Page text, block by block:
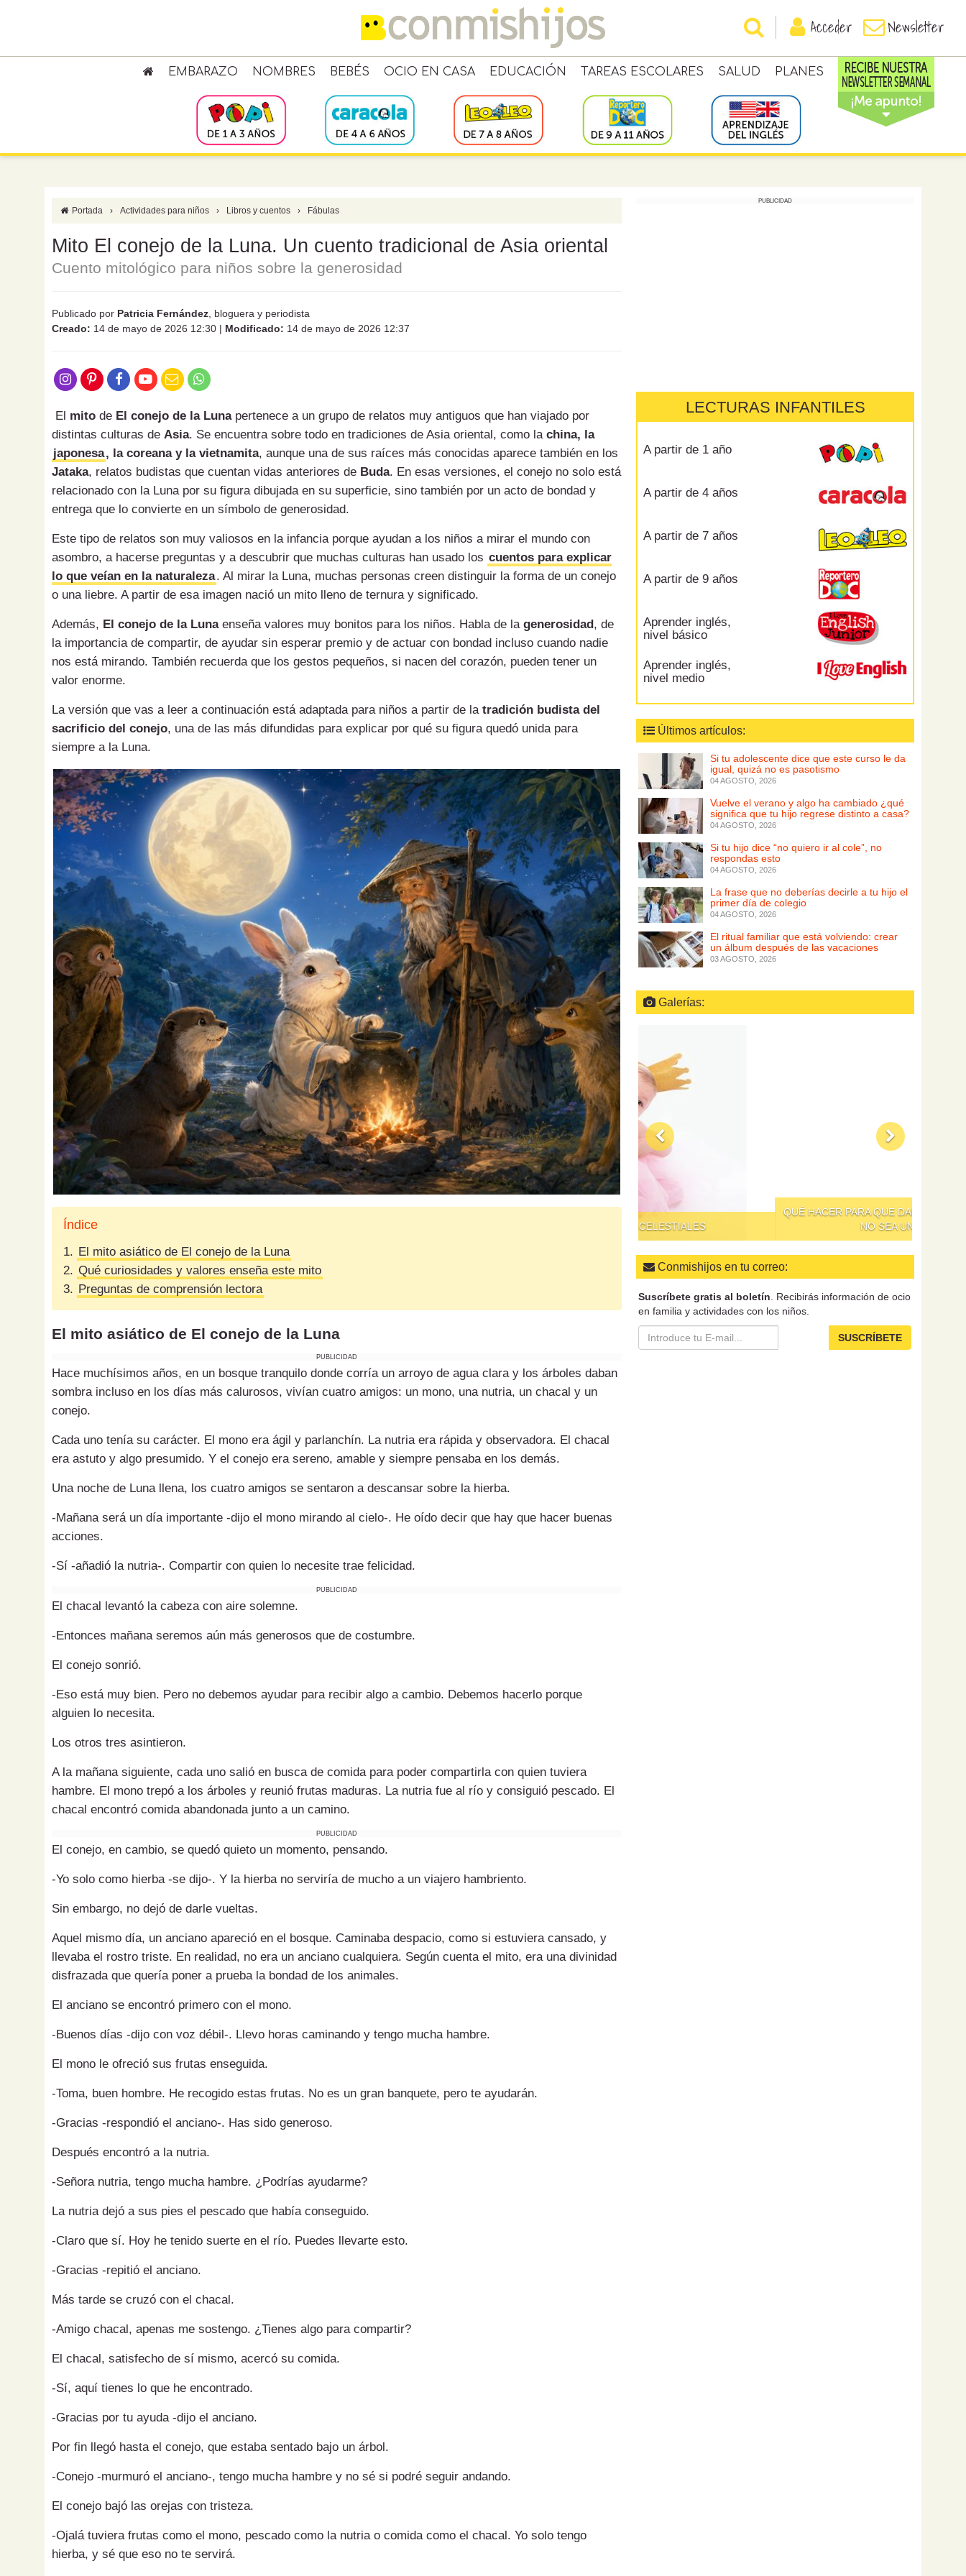
Acceder Newsletter
EMBARAZO NOMBRES BEBÉS OCIO EN CASA EDUCACIÓN TAREAS ESCOLARES SALUD PLANES
Portada › Actividades para niños › Libros y cuentos › Fábulas
Mito El conejo de la Luna. Un cuento tradicional de Asia oriental
Cuento mitológico para niños sobre la generosidad
Publicado por Patricia Fernández , bloguera y periodista
Creado: 14 de mayo de 2026 12:30 | Modificado: 14 de mayo de 2026 12:37
El mito de El conejo de la Lunapertenece a un grupo de relatos muy antiguos que han viajado por
distintas culturas de Asia. Se encuentra sobre todo en tradiciones de Asia oriental, como la china, la
japonesa, la coreana y la vietnamita, aunque una de sus raíces más conocidas aparece también en los
Jataka, relatos budistas que cuentan vidas anteriores de Buda. En esas versiones, el conejo no solo está
relacionado con la Luna por su figura dibujada en su superficie, sino también por un acto de bondad y
entrega que lo convierte en un símbolo de generosidad.
Este tipo de relatos son muy valiosos en la infancia porque ayudan a los niños a mirar el mundo con
asombro, a hacerse preguntas y a descubrir que muchas culturas han usado los cuentos para explicar
lo que veían en la naturaleza. Al mirar la Luna, muchas personas creen distinguir la forma de un conejo
o una liebre. A partir de esa imagen nació un mito lleno de ternura y significado.
Además, El conejo de la Lunaenseña valores muy bonitos para los niños. Habla de la generosidad , de
la importancia de compartir, de ayudar sin esperar premio y de actuar con bondad incluso cuando nadie
nos está mirando. También recuerda que los gestos pequeños, si nacen del corazón, pueden tener un
valor enorme.
La versión que vas a leer a continuación está adaptada para niños a partir de la tradición budista del
sacrificio del conejo, una de las más difundidas para explicar por qué su figura quedó unida para
siempre a la Luna.
Índice
1. El mito asiático de El conejo de la Luna
2. Qué curiosidades y valores enseña este mito
3. Preguntas de comprensión lectora
El mito asiático de El conejo de la Luna
PUBLICIDAD
Hace muchísimos años, en un bosque tranquilo donde corría un arroyo de agua clara y los árboles daban
sombra incluso en los días más calurosos, vivían cuatro amigos: un mono, una nutria, un chacal y un
conejo.
Cada uno tenía su carácter. El mono era ágil y parlanchín. La nutria era rápida y observadora. El chacal
era astuto y algo presumido. Y el conejo era sereno, amable y siempre pensaba en los demás.
Una noche de Luna llena, los cuatro amigos se sentaron a descansar sobre la hierba.
-Mañana será un día importante -dijo el mono mirando al cielo-. He oído decir que hay que hacer buenas
acciones.
-Sí -añadió la nutria-. Compartir con quien lo necesite trae felicidad.
PUBLICIDAD
El chacal levantó la cabeza con aire solemne.
-Entonces mañana seremos aún más generosos que de costumbre.
El conejo sonrió.
-Eso está muy bien. Pero no debemos ayudar para recibir algo a cambio. Debemos hacerlo porque
alguien lo necesita.
Los otros tres asintieron.
A la mañana siguiente, cada uno salió en busca de comida para poder compartirla con quien tuviera
hambre. El mono trepó a los árboles y reunió frutas maduras. La nutria fue al río y consiguió pescado. El
chacal encontró comida abandonada junto a un camino.
PUBLICIDAD
El conejo, en cambio, se quedó quieto un momento, pensando.
-Yo solo como hierba -se dijo-. Y la hierba no serviría de mucho a un viajero hambriento.
Sin embargo, no dejó de darle vueltas.
Aquel mismo día, un anciano apareció en el bosque. Caminaba despacio, como si estuviera cansado, y
llevaba el rostro triste. En realidad, no era un anciano cualquiera. Según cuenta el mito, era una divinidad
disfrazada que quería poner a prueba la bondad de los animales.
El anciano se encontró primero con el mono.
-Buenos días -dijo con voz débil-. Llevo horas caminando y tengo mucha hambre.
El mono le ofreció sus frutas enseguida.
-Toma, buen hombre. He recogido estas frutas. No es un gran banquete, pero te ayudarán.
-Gracias -respondió el anciano-. Has sido generoso.
Después encontró a la nutria.
-Señora nutria, tengo mucha hambre. ¿Podrías ayudarme?
La nutria dejó a sus pies el pescado que había conseguido.
-Claro que sí. Hoy he tenido suerte en el río. Puedes llevarte esto.
-Gracias -repitió el anciano.
Más tarde se cruzó con el chacal.
-Amigo chacal, apenas me sostengo. ¿Tienes algo para compartir?
El chacal, satisfecho de sí mismo, acercó su comida.
-Sí, aquí tienes lo que he encontrado.
-Gracias por tu ayuda -dijo el anciano.
Por fin llegó hasta el conejo, que estaba sentado bajo un árbol.
-Conejo -murmuró el anciano-, tengo mucha hambre y no sé si podré seguir andando.
El conejo bajó las orejas con tristeza.
-Ojalá tuviera frutas como el mono, pescado como la nutria o comida como el chacal. Yo solo tengo
hierba, y sé que eso no te servirá.
PUBLICIDAD
LECTURAS INFANTILES
A partir de 1 año
A partir de 4 años
A partir de 7 años
A partir de 9 años
Aprender inglés,
nivel básico
Aprender inglés,
nivel medio
Últimos artículos:
Si tu adolescente dice que este curso le da
igual, quizá no es pasotismo
04 AGOSTO, 2026
Vuelve el verano y algo ha cambiado ¿qué
significa que tu hijo regrese distinto a casa?
04 AGOSTO, 2026
Si tu hijo dice “no quiero ir al cole”, no
respondas esto
04 AGOSTO, 2026
La frase que no deberías decirle a tu hijo el
primer día de colegio
04 AGOSTO, 2026
El ritual familiar que está volviendo: crear
un álbum después de las vacaciones
03 AGOSTO, 2026
Galerías:
QUÉ HACER PARA QUE DAR DE COMER A LOS NIÑOS
Conmishijos en tu correo:
Suscríbete gratis al boletín . Recibirás información de ocio
en familia y actividades con los niños.
SUSCRÍBETE